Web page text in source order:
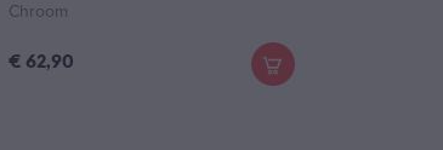
Chroom
€ 62,90